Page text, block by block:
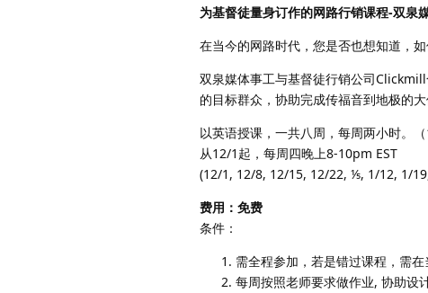
为基督徒量身订作的网路行销课程-双泉
在当今的网路时代，您是否也想知道，
双泉媒体事工与基督徒行销公司
的目标群众，协助完成传福音到地极的大
以英语授课，一共八周，每周两小时。（
从12/1起，每周四晚上8-10pm EST
(12/1, 12/8, 12/15, 12/22, ⅕, 1/12, 1/
费用：免费
条件：
需全程参加，若是错过课程，需
每周按照老师要求做作业, 协助设